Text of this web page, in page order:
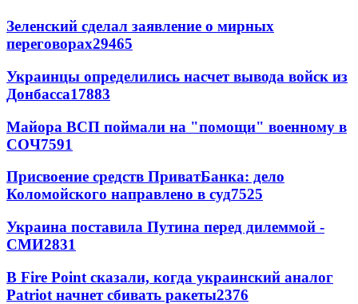
Зеленский сделал заявление о мирных
переговорах29465
Украинцы определились насчет вывода войск из
Донбасса17883
Майора ВСП поймали на "помощи" военному в
СОЧ7591
Присвоение средств ПриватБанка: дело
Коломойского направлено в суд7525
Украина поставила Путина перед дилеммой -
СМИ2831
В Fire Point сказали, когда украинский аналог
Patriot начнет сбивать ракеты2376